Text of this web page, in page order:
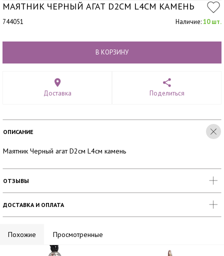
МАЯТНИК ЧЕРНЫЙ АГАТ D2СМ L4СМ КАМЕНЬ
744051 Наличие:10 шт.
В КОРЗИНУ
Доставка Поделиться
ОПИСАНИЕ
Маятник Черный агат D2см L4см камень
ОТЗЫВЫ
ДОСТАВКА И ОПЛАТА
Похожие Просмотренные